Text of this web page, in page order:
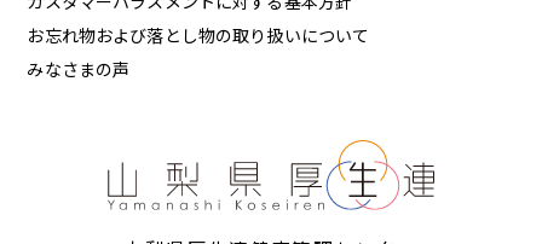
お忘れ物および落とし物の取り扱いについて
みなさまの声